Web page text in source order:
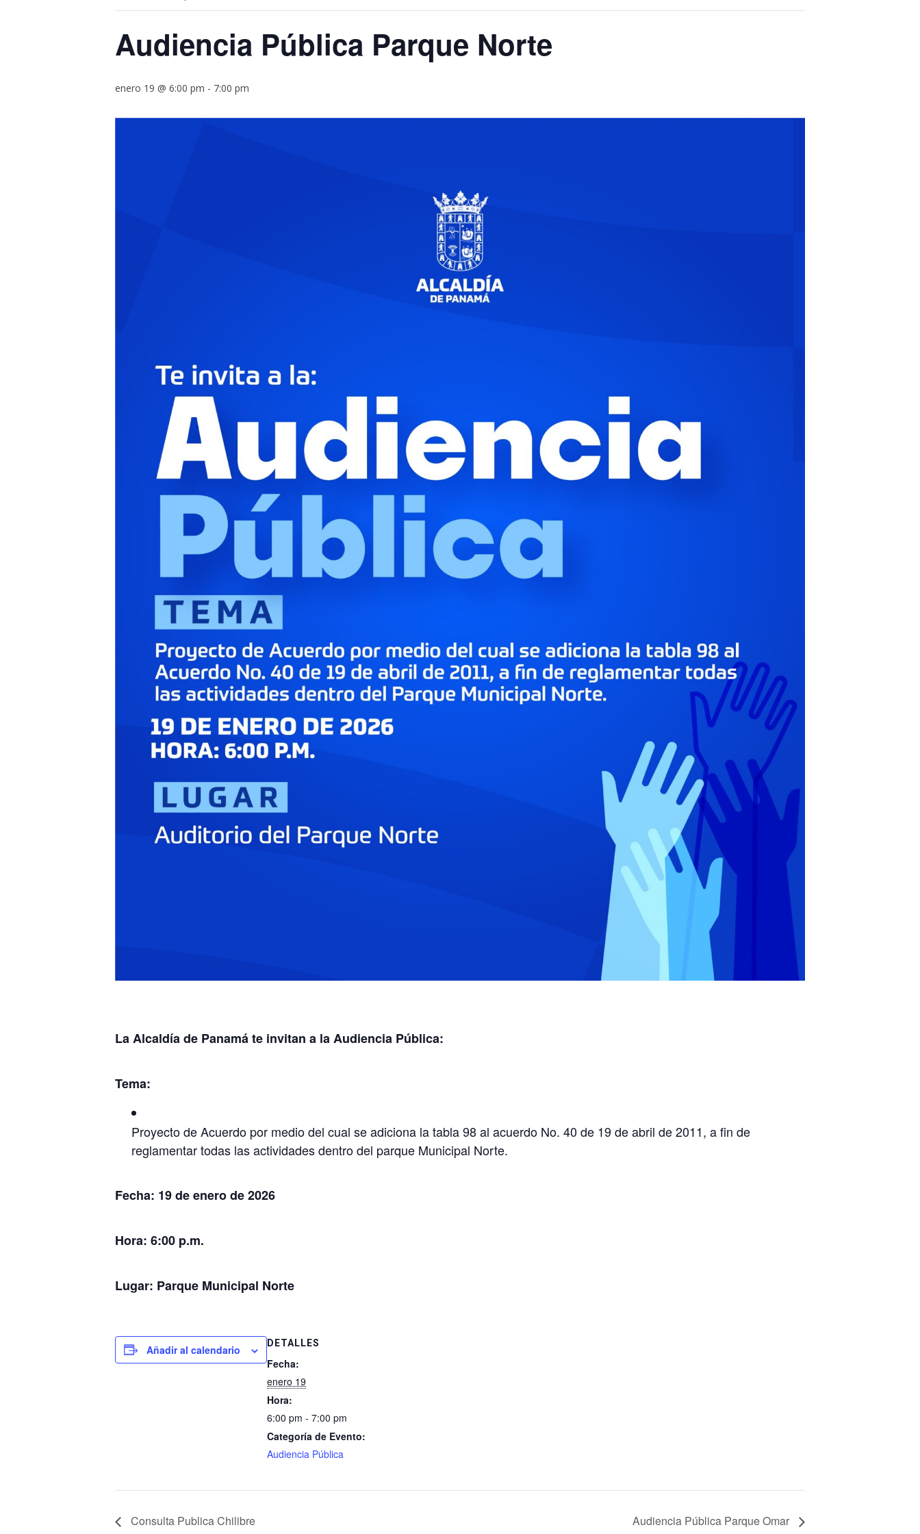
Audiencia Pública Parque Norte
enero 19 @ 6:00 pm - 7:00 pm
La Alcaldía de Panamá te invitan a la Audiencia Pública:
Tema:
Proyecto de Acuerdo por medio del cual se adiciona la tabla 98 al acuerdo No. 40 de 19 de abril de 2011, a fin de
reglamentar todas las actividades dentro del parque Municipal Norte.
Fecha: 19 de enero de 2026
Hora: 6:00 p.m.
Lugar: Parque Municipal Norte
Añadir al calendario DETALLES
Fecha:
enero 19
Hora:
6:00 pm - 7:00 pm
Categoría de Evento:
Audiencia Pública
Consulta Publica Chilibre Audiencia Pública Parque Omar